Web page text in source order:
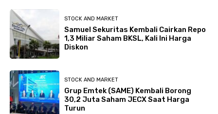
STOCK AND MARKET
Samuel Sekuritas Kembali Cairkan Repo
1,3 Miliar Saham BKSL, Kali Ini Harga
Diskon
STOCK AND MARKET
Grup Emtek (SAME) Kembali Borong
30,2 Juta Saham JECX Saat Harga
Turun